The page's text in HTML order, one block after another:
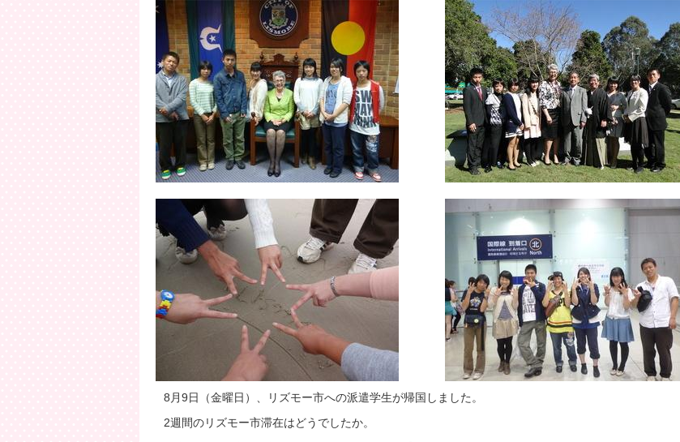
8月9日（金曜日）、リズモー市への派遣学生が帰国しました。
2週間のリズモー市滞在はどうでしたか。